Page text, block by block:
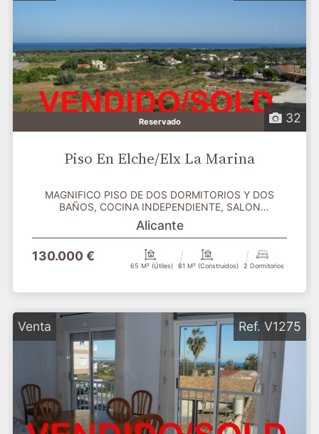
32
Reservado
Piso En Elche/Elx La Marina
MAGNIFICO PISO DE DOS DORMITORIOS Y DOS
BAÑOS, COCINA INDEPENDIENTE, SALON
COMEDOR, MAGNIFICAS VISTAS AL...
Alicante
130.000 €
65 M² (útiles) 81 M² (construidos) 2 Dormitorios
Venta Ref. V1275